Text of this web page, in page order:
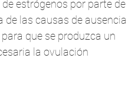
estrógenos por parte de
de las causas de ausencia
que se produzca un
la ovulación